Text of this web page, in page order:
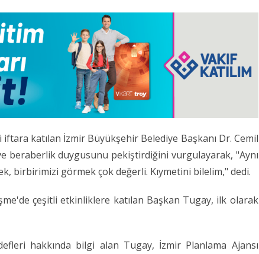
katılan İzmir Büyükşehir Belediye Başkanı Dr. Cemil
beraberlik duygusunu pekiştirdiğini vurgulayarak, "Aynı
birbirimizi görmek çok değerli. Kıymetini bilelim," dedi.
çeşitli etkinliklere katılan Başkan Tugay, ilk olarak
hakkında bilgi alan Tugay, İzmir Planlama Ajansı